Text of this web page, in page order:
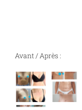
Avant / Après :